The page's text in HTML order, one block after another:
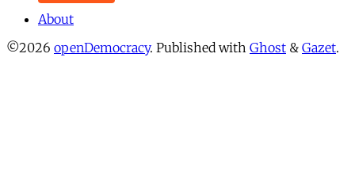
About
©2026 openDemocracy. Published with Ghost & Gazet.